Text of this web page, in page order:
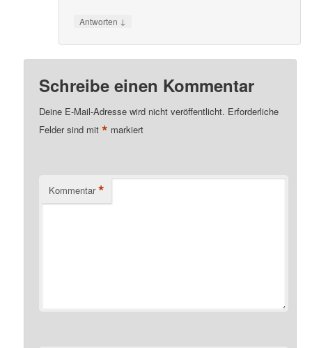
Antworten ↓
Schreibe einen Kommentar
Deine E-Mail-Adresse wird nicht veröffentlicht. Erforderliche
Felder sind mit* markiert
Kommentar *